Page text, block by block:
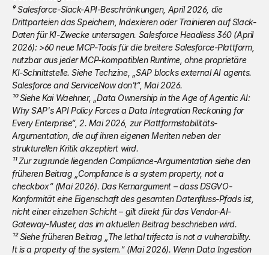
⁹ Salesforce-Slack-API-Beschränkungen, April 2026, die
Drittparteien das Speichern, Indexieren oder Trainieren auf Slack-
Daten für KI-Zwecke untersagen. Salesforce Headless 360 (April
2026): >60 neue MCP-Tools für die breitere Salesforce-Plattform,
nutzbar aus jeder MCP-kompatiblen Runtime, ohne proprietäre
KI-Schnittstelle. Siehe Techzine, „SAP blocks external AI agents.
Salesforce and ServiceNow don't“, Mai 2026.
¹⁰ Siehe Kai Waehner, „Data Ownership in the Age of Agentic AI:
Why SAP's API Policy Forces a Data Integration Reckoning for
Every Enterprise“, 2. Mai 2026, zur Plattformstabilitäts-
Argumentation, die auf ihren eigenen Meriten neben der
strukturellen Kritik akzeptiert wird.
¹¹ Zur zugrunde liegenden Compliance-Argumentation siehe den
früheren Beitrag „Compliance is a system property, not a
checkbox“ (Mai 2026). Das Kernargument – dass DSGVO-
Konformität eine Eigenschaft des gesamten Datenfluss-Pfads ist,
nicht einer einzelnen Schicht – gilt direkt für das Vendor-AI-
Gateway-Muster, das im aktuellen Beitrag beschrieben wird.
¹² Siehe früheren Beitrag „The lethal trifecta is not a vulnerability.
It is a property of the system.“ (Mai 2026). Wenn Data Ingestion